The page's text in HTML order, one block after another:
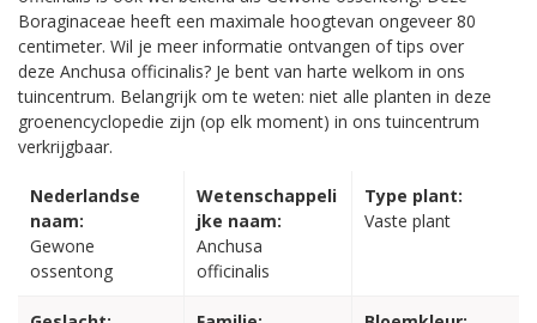
Boraginaceae heeft een maximale hoogtevan ongeveer 80
centimeter. Wil je meer informatie ontvangen of tips over
deze Anchusa officinalis? Je bent van harte welkom in ons
tuincentrum. Belangrijk om te weten: niet alle planten in deze
groenencyclopedie zijn (op elk moment) in ons tuincentrum
verkrijgbaar.
Nederlandse
naam:
Gewone
ossentong
Wetenschappeli
jke naam:
Anchusa
officinalis
Type plant:
Vaste plant